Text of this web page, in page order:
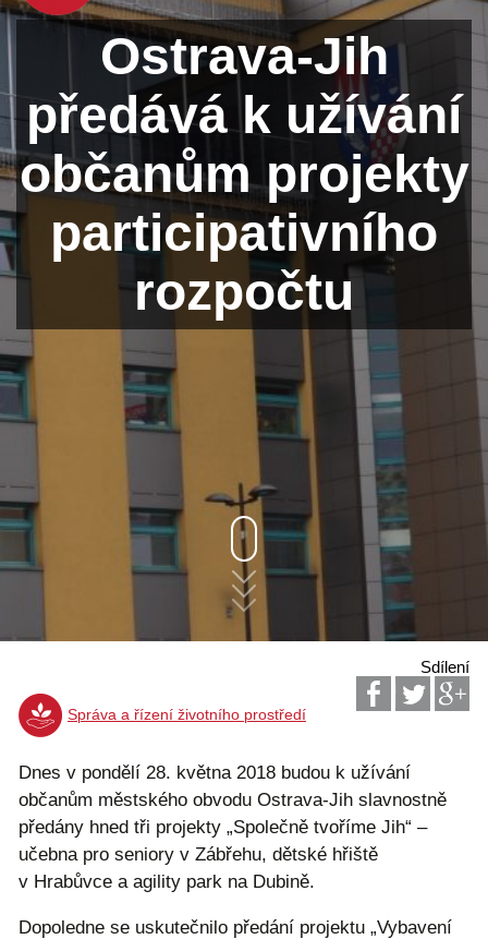
Ostrava-Jih
předává k užívání
občanům projekty
participativního
rozpočtu
Sdílení
Správa a řízení životního prostředí
Dnes v pondělí 28. května 2018 budou k užívání
občanům městského obvodu Ostrava-Jih slavnostně
předány hned tři projekty „Společně tvoříme Jih“ –
učebna pro seniory v Zábřehu, dětské hřiště
v Hrabůvce a agility park na Dubině.
Dopoledne se uskutečnilo předání projektu „Vybavení